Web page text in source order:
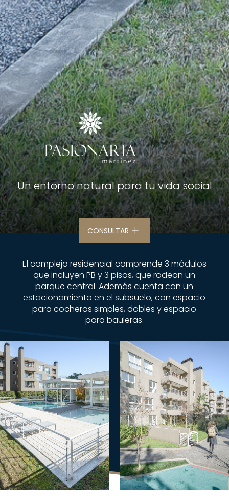
Un entorno natural para tu vida social
CONSULTAR
El complejo residencial comprende 3 módulos
que incluyen PB y 3 pisos, que rodean un
parque central. Además cuenta con un
estacionamiento en el subsuelo, con espacio
para cocheras simples, dobles y espacio
para bauleras.